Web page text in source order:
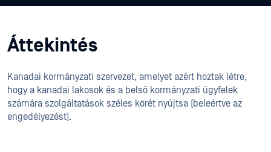
Áttekintés
Kanadai kormányzati szervezet, amelyet azért hoztak létre,
hogy a kanadai lakosok és a belső kormányzati ügyfelek
számára szolgáltatások széles körét nyújtsa (beleértve az
engedélyezést).